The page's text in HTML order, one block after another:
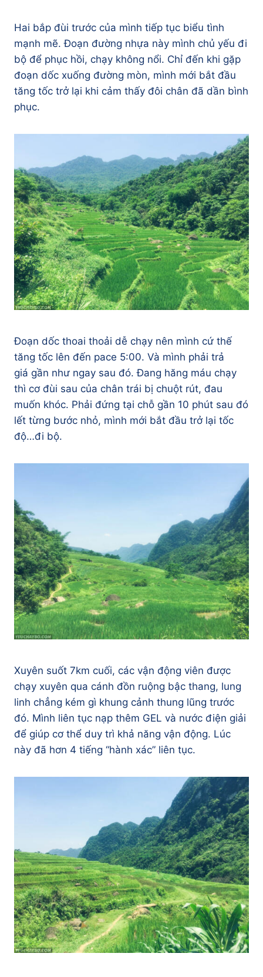
Hai bắp đùi trước của mình tiếp tục biểu tình
mạnh mẽ. Đoạn đường nhựa này mình chủ yếu đi
bộ để phục hồi, chạy không nổi. Chỉ đến khi gặp
đoạn dốc xuống đường mòn, mình mới bắt đầu
tăng tốc trở lại khi cảm thấy đôi chân đã dần bình
phục.
Đoạn dốc thoai thoải dễ chạy nên mình cứ thế
tăng tốc lên đến pace 5:00. Và mình phải trả
giá gần như ngay sau đó. Đang hăng máu chạy
thì cơ đùi sau của chân trái bị chuột rút, đau
muốn khóc. Phải đứng tại chỗ gần 10 phút sau đó
lết từng bước nhỏ, mình mới bắt đầu trở lại tốc
độ…đi bộ.
Xuyên suốt 7km cuối, các vận động viên được
chạy xuyên qua cánh đồn ruộng bậc thang, lung
linh chẳng kém gì khung cảnh thung lũng trước
đó. Mình liên tục nạp thêm GEL và nước điện giải
để giúp cơ thể duy trì khả năng vận động. Lúc
này đã hơn 4 tiếng “hành xác” liên tục.